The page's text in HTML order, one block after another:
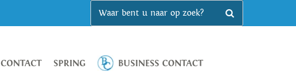
CONTACT SPRING BUSINESS CONTACT